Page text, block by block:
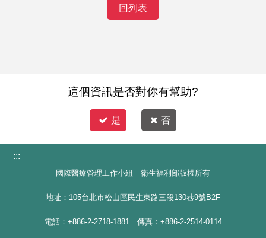
回列表
這個資訊是否對你有幫助?
是 否
:::
國際醫療管理工作小組 衛生福利部版權所有
地址：105台北市松山區民生東路三段130巷9號B2F
電話：+886-2-2718-1881 傳真：+886-2-2514-0114